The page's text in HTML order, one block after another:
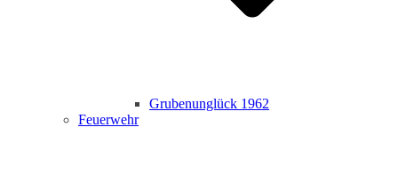
Grubenunglück 1962
Feuerwehr